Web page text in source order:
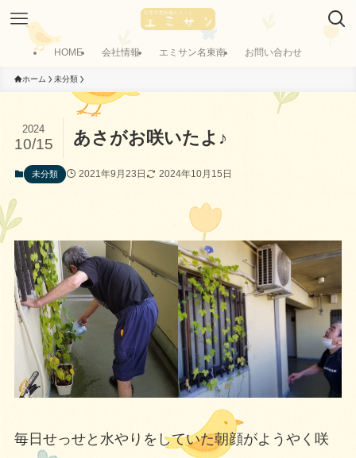
HOME 会社情報 エミサン名東南 お問い合わせ
ホーム 未分類
あさがお咲いたよ♪
2024
10/15
未分類 2021年9月23日 2024年10月15日
毎日せっせと水やりをしていた朝顔がようやく咲